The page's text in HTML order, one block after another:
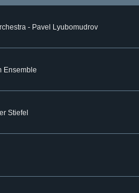
- Pavel Lyubomudrov
Ensemble
Stiefel